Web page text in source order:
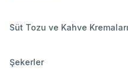
Süt Tozu ve Kahve Kremaları
Şekerler